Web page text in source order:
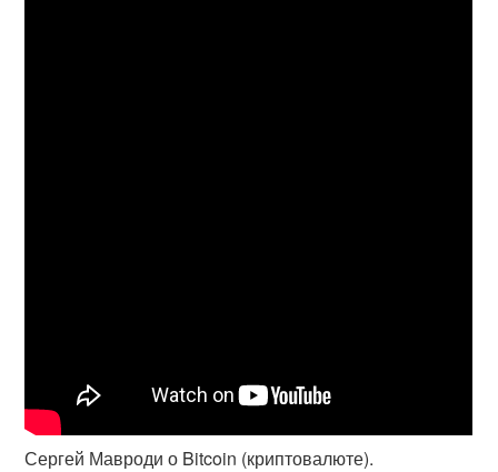
Сергей Мавроди о Bitcoin (криптовалюте).